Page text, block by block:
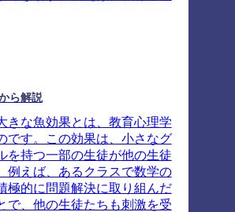
ら解説
きな魚効果とは、教育心理学
です。この効果は、小さなグ
を持つ一部の生徒が他の生徒
例えば、あるクラスで数学の
極的に問題解決に取り組んだ
で、他の生徒たちも刺激を受